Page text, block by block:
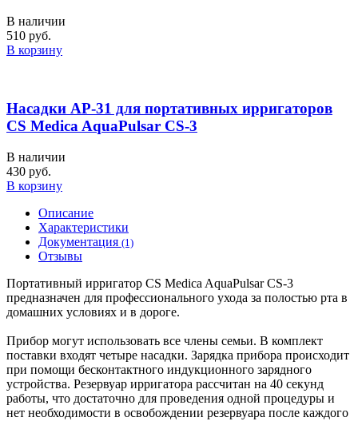
В наличии
510 руб.
В корзину
Насадки AP-31 для портативных ирригаторов
CS Medica AquaPulsar CS-3
В наличии
430 руб.
В корзину
Описание
Характеристики
Документация (1)
Отзывы
Портативный ирригатор CS Medica AquaPulsar CS-3
предназначен для профессионального ухода за полостью рта в
домашних условиях и в дороге.
Прибор могут использовать все члены семьи. В комплект
поставки входят четыре насадки. Зарядка прибора происходит
при помощи бесконтактного индукционного зарядного
устройства. Резервуар ирригатора рассчитан на 40 секунд
работы, что достаточно для проведения одной процедуры и
нет необходимости в освобождении резервуара после каждого